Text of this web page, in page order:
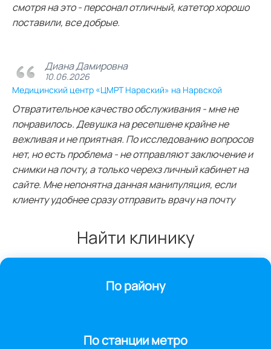
смотря на это - персонал отличный, катетор хорошо
поставили, все добрые.
Диана Дамировна
10.06.2026
Медицинский центр «ЦМРТ Нарвский» на Нарвской
Отвратительное качество обслуживания - мне не
понравилось. Девушка на ресепшене крайне не
вежливая и не приятная. По исследованию вопросов
нет, но есть проблема - не отправляют заключение и
снимки на почту, а только черехз личный кабинет на
сайте. Мне непонятна данная манипуляция, если
клиенту удобнее сразу отправить врачу на почту
Найти клинику
По району
По станции метро